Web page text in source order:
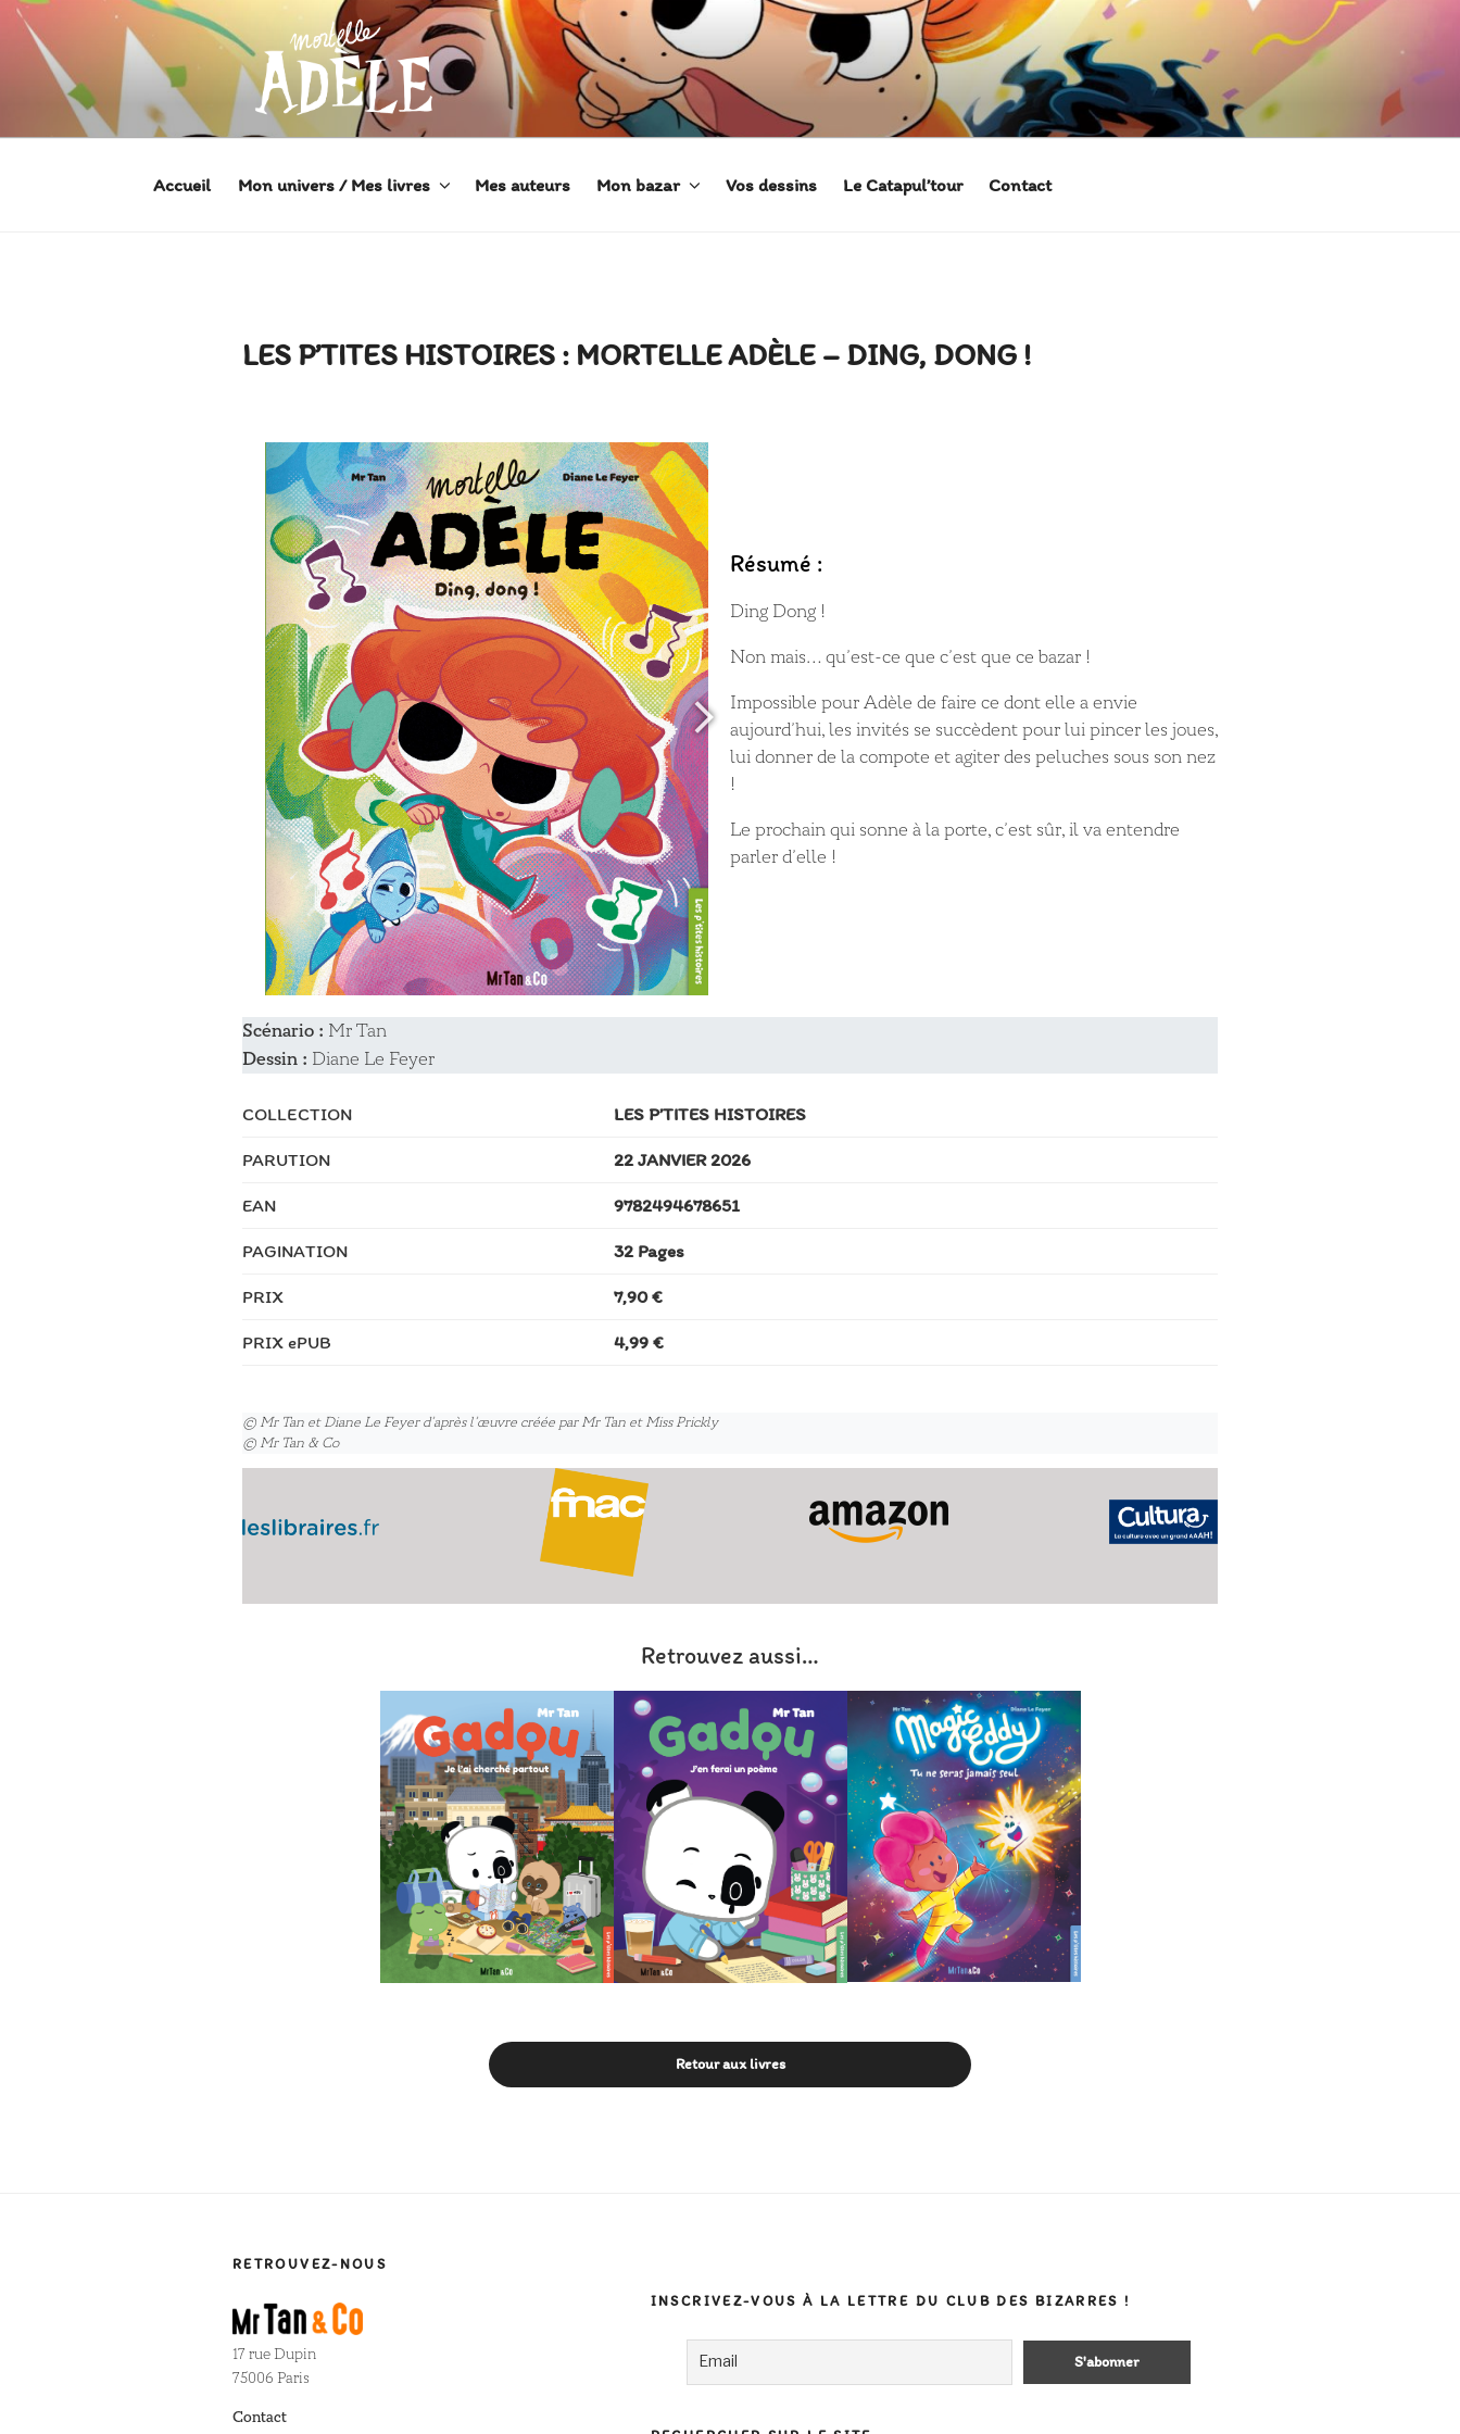
Aller
contenu
principal
Accueil Mon univers / Mes livres Mes auteurs Mon bazar Vos dessins Le Catapul’tour Contact
LES P’TITES HISTOIRES : MORTELLE ADÈLE – DING, DONG !
Résumé :
Ding Dong !
Non mais… qu’est-ce que c’est que ce bazar !
Impossible pour Adèle de faire ce dont elle a envie
aujourd’hui, les invités se succèdent pour lui pincer les joues,
lui donner de la compote et agiter des peluches sous son nez
!
Le prochain qui sonne à la porte, c’est sûr, il va entendre
parler d’elle !
Scénario : Mr Tan
Dessin : Diane Le Feyer
COLLECTION LES P’TITES HISTOIRES
PARUTION 22 JANVIER 2026
EAN 9782494678651
PAGINATION 32 Pages
PRIX 7,90 €
PRIX ePUB 4,99 €
© Mr Tan et Diane Le Feyer d’après l’œuvre créée par Mr Tan et Miss Prickly
© Mr Tan & Co
Retrouvez aussi…
Retour aux livres
RETROUVEZ-NOUS
17 rue Dupin
75006 Paris
Contact
INSCRIVEZ-VOUS À LA LETTRE DU CLUB DES BIZARRES !